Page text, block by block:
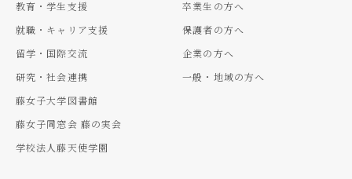
教育・学生支援
就職・キャリア支援
留学・国際交流
研究・社会連携
藤女子大学図書館
藤女子同窓会 藤の実会
学校法人藤天使学園
卒業生の方へ
保護者の方へ
企業の方へ
一般・地域の方へ